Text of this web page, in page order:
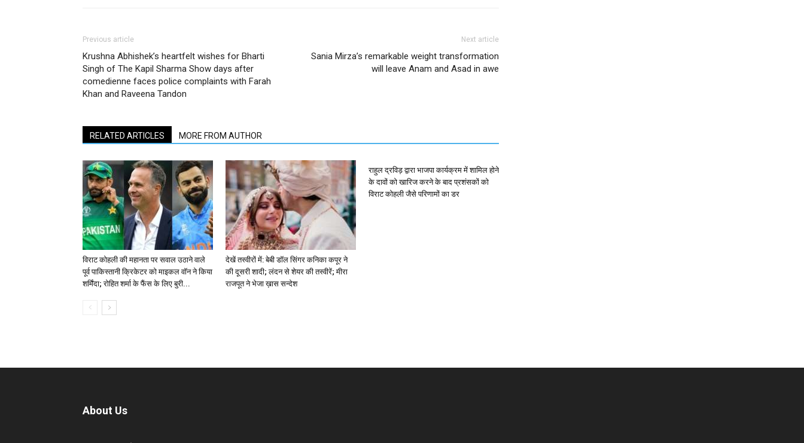
Previous article
Krushna Abhishek’s heartfelt wishes for Bharti
Singh of The Kapil Sharma Show days after
comedienne faces police complaints with Farah
Khan and Raveena Tandon
Next article
Sania Mirza’s remarkable weight transformation
will leave Anam and Asad in awe
RELATED ARTICLES MORE FROM AUTHOR
विराट कोहली की महानता पर सवाल उठाने वाले
पूर्व पाकिस्तानी क्रिकेटर को माइकल वॉन ने किया
शर्मिंदा; रोहित शर्मा के फैंस के लिए बुरी...
देखें तस्वीरों में: बेबी डॉल सिंगर कनिका कपूर ने
की दूसरी शादी; लंदन से शेयर की तस्वीरें; मीरा
राजपूत ने भेजा ख़ास सन्देश
राहुल द्रविड़ द्वारा भाजपा कार्यक्रम में शामिल होने
के दावों को खारिज करने के बाद प्रशंसकों को
विराट कोहली जैसे परिणामों का डर
About Us